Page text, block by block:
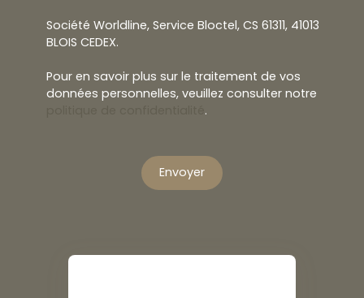
Société Worldline, Service Bloctel, CS 61311, 41013
BLOIS CEDEX.
Pour en savoir plus sur le traitement de vos
données personnelles, veuillez consulter notre
.
Envoyer